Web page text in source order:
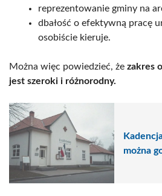
reprezentowanie gminy na
dbałość o efektywną pracę
osobiście kieruje.
Można więc powiedzieć, że zakres
jest szeroki i różnorodny.
można